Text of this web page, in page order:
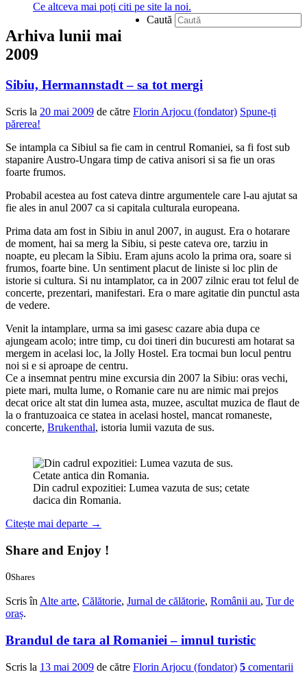
Ce altceva mai poți citi pe site la noi.
Caută
Arhiva lunii mai
2009
Sibiu, Hermannstadt – sa tot mergi
Scris la 20 mai 2009 de către Florin Arjocu (fondator) Spune-ți
părerea!
Se intampla ca Sibiul sa fie cam in centrul Romaniei, sa fi fost sub
stapanire Austro-Ungara timp de cativa anisori si sa fie un oras
foarte frumos.
Probabil acestea au fost cateva dintre argumentele care l-au ajutat sa
fie ales in anul 2007 ca si capitala culturala europeana.
Prima data am fost in Sibiu in anul 2007, in august. Era o hotarare
de moment, hai sa merg la Sibiu, si peste cateva ore, tarziu in
noapte, eu plecam la Sibiu. Eram ajuns acolo la prima ora, soare si
frumos, foarte bine. Un sentiment placut de liniste si loc plin de
istorie si cultura. Si nu intamplator, ca in 2007 zilnic erau tot felul de
concerte, prezentari, manifestari. Era o mare agitatie din punctul asta
de vedere.
Venit la intamplare, urma sa imi gasesc cazare abia dupa ce
ajungeam acolo; intre timp, cu doi tineri din bucuresti am hotarat sa
mergem in acelasi loc, la Jolly Hostel. Era tocmai bun locul pentru
noi si e si aproape de centru.
Ce a insemnat pentru mine excursia din 2007 la Sibiu: oras vechi,
piete mari, multa lume, o Romanie care nu are nimic mai prejos
decat orice alt stat din lumea asta, muzee, ascultat muzica de flaut de
la o frantuzoaica ce statea in acelasi hostel, mancat romaneste,
concerte, Brukenthal, istoria lumii vazuta de sus.
Din cadrul expozitiei: Lumea vazuta de sus; cetate
dacica din Romania.
Citește mai departe →
Share and Enjoy !
0Shares
Scris în Alte arte, Călătorie, Jurnal de călătorie, Românii au, Tur de
oraș.
Brandul de tara al Romaniei – imnul turistic
Scris la 13 mai 2009 de către Florin Arjocu (fondator) 5 comentarii